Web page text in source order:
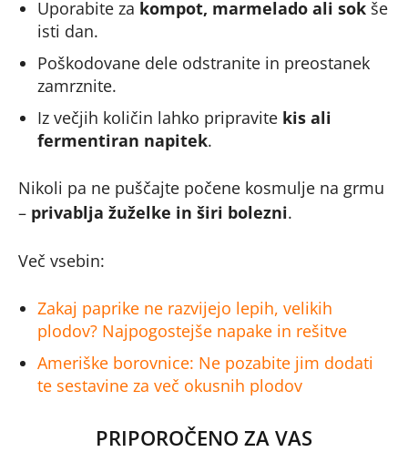
Uporabite za kompot, marmelado ali sok še
isti dan.
Poškodovane dele odstranite in preostanek
zamrznite.
Iz večjih količin lahko pripravite kis ali
fermentiran napitek.
Nikoli pa ne puščajte počene kosmulje na grmu
– privablja žuželke in širi bolezni.
Več vsebin:
Zakaj paprike ne razvijejo lepih, velikih
plodov? Najpogostejše napake in rešitve
Ameriške borovnice: Ne pozabite jim dodati
te sestavine za več okusnih plodov
PRIPOROČENO ZA VAS